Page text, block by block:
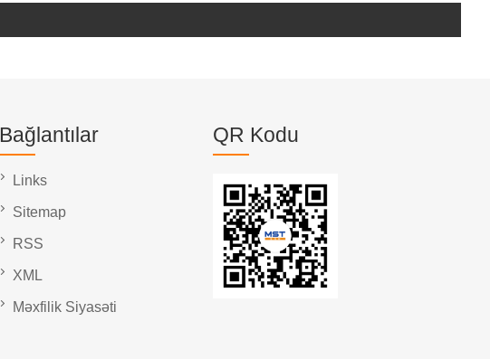
Bağlantılar
Links
Sitemap
RSS
XML
Məxfilik Siyasəti
QR Kodu